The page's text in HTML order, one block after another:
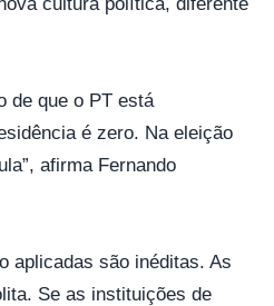
de que o PT está
é zero. Na eleição
afirma Fernando
aplicadas são inéditas. As
Se as instituições de